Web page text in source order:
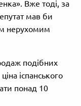
Вже тоді, за
мав би
нерухомим
подібних
іспанського
понад 10